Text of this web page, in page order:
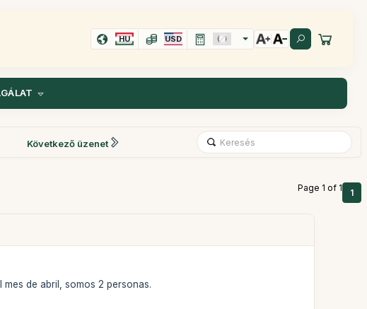
HU USD
Következő üzenet
Page 1 of 1 1
de abril, somos 2 personas.